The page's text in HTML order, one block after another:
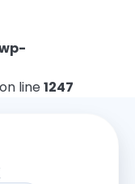
on line1247